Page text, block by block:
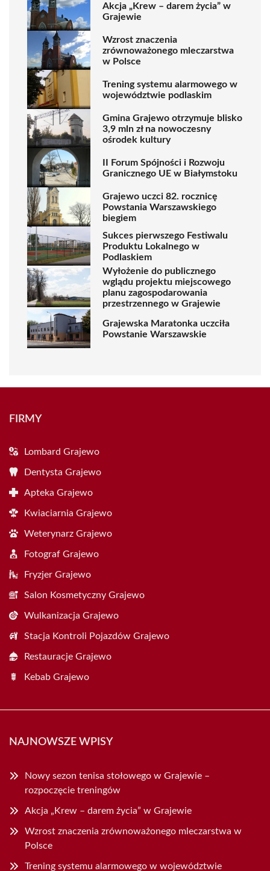
Akcja „Krew – darem życia” w
Grajewie
Wzrost znaczenia
zrównoważonego mleczarstwa
w Polsce
Trening systemu alarmowego w
województwie podlaskim
Gmina Grajewo otrzymuje blisko
3,9 mln zł na nowoczesny
ośrodek kultury
II Forum Spójności i Rozwoju
Granicznego UE w Białymstoku
Grajewo uczci 82. rocznicę
Powstania Warszawskiego
biegiem
Sukces pierwszego Festiwalu
Produktu Lokalnego w
Podlaskiem
Wyłożenie do publicznego
wglądu projektu miejscowego
planu zagospodarowania
przestrzennego w Grajewie
Grajewska Maratonka uczciła
Powstanie Warszawskie
FIRMY
Lombard Grajewo
Dentysta Grajewo
Apteka Grajewo
Kwiaciarnia Grajewo
Weterynarz Grajewo
Fotograf Grajewo
Fryzjer Grajewo
Salon Kosmetyczny Grajewo
Wulkanizacja Grajewo
Stacja Kontroli Pojazdów Grajewo
Restauracje Grajewo
Kebab Grajewo
NAJNOWSZE WPISY
Nowy sezon tenisa stołowego w Grajewie –
rozpoczęcie treningów
Akcja „Krew – darem życia” w Grajewie
Wzrost znaczenia zrównoważonego mleczarstwa w
Polsce
Trening systemu alarmowego w województwie